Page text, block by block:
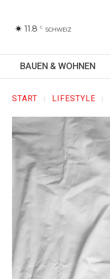
11.8 C SCHWEIZ
BAUEN & WOHNEN
START LIFESTYLE